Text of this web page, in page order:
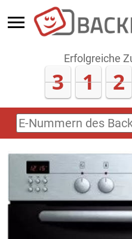
Erfolgreiche
3 1 2
E-
Nummern
Zubehörs
(keine
Sonderzeichen)